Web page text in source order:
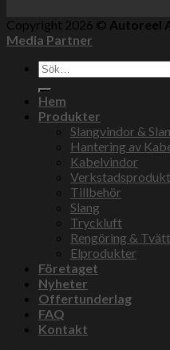
Copyright 2026 © Autoreel
Media Partner
Sök
efter:
Hem
Produkter
Slangvindor &
Hantering av
Kabelvindor
Tillbehör
Slang
Tryckluft
Rengöring & Tvätt
Elprodukter
Företaget
Nyheter
Offertunderlag
FAQ
Kontakt